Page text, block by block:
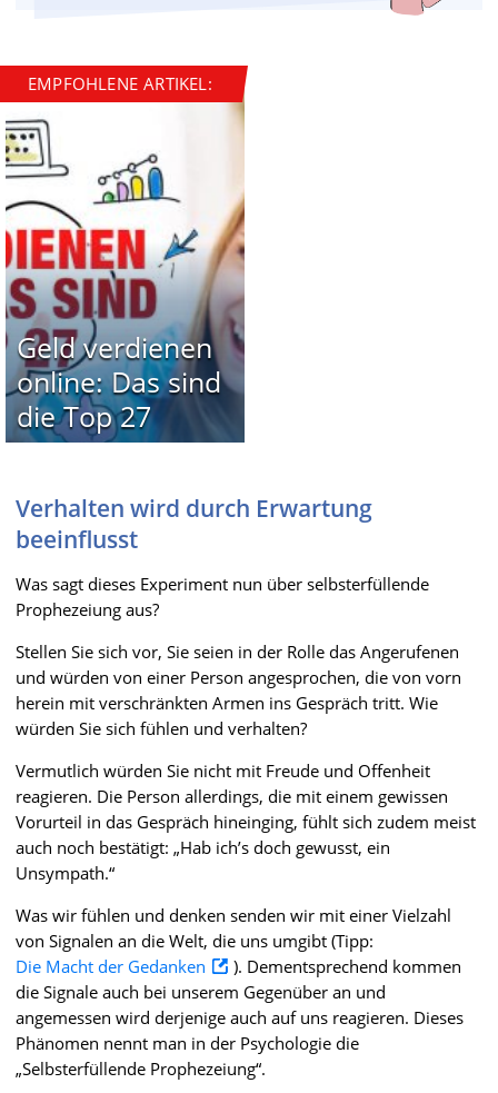
EMPFOHLENE ARTIKEL:
Geld verdienen
online: Das sind
die Top 27
Verhalten wird durch Erwartung
beeinflusst
Was sagt dieses Experiment nun über selbsterfüllende
Prophezeiung aus?
Stellen Sie sich vor, Sie seien in der Rolle das Angerufenen
und würden von einer Person angesprochen, die von vorn
herein mit verschränkten Armen ins Gespräch tritt. Wie
würden Sie sich fühlen und verhalten?
Vermutlich würden Sie nicht mit Freude und Offenheit
reagieren. Die Person allerdings, die mit einem gewissen
Vorurteil in das Gespräch hineinging, fühlt sich zudem meist
auch noch bestätigt: „Hab ich’s doch gewusst, ein
Unsympath.“
Was wir fühlen und denken senden wir mit einer Vielzahl
von Signalen an die Welt, die uns umgibt (Tipp:
Die Macht der Gedanken
). Dementsprechend kommen
die Signale auch bei unserem Gegenüber an und
angemessen wird derjenige auch auf uns reagieren. Dieses
Phänomen nennt man in der Psychologie die
„Selbsterfüllende Prophezeiung“.